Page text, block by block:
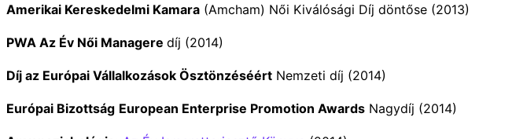
Amerikai Kereskedelmi Kamara (Amcham) Női Kiválósági Díj döntőse (2013)
PWA Az Év Női Managere díj (2014)
Díj az Európai Vállalkozások Ösztönzéséért Nemzeti díj (2014)
Európai Bizottság European Enterprise Promotion Awards Nagydíj (2014)